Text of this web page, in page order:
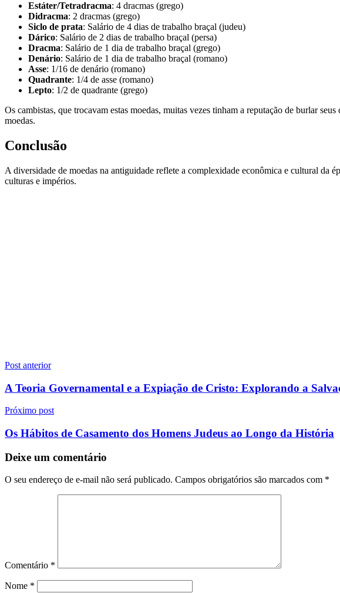
Estáter/Tetradracma: 4 dracmas (grego)
Didracma: 2 dracmas (grego)
Siclo de prata: Salário de 4 dias de trabalho braçal (judeu)
Dárico: Salário de 2 dias de trabalho braçal (persa)
Dracma: Salário de 1 dia de trabalho braçal (grego)
Denário: Salário de 1 dia de trabalho braçal (romano)
Asse: 1/16 de denário (romano)
Quadrante: 1/4 de asse (romano)
Lepto: 1/2 de quadrante (grego)
Os cambistas, que trocavam estas moedas, muitas vezes tinham a reputação de burlar
moedas.
Conclusão
A diversidade de moedas na antiguidade reflete a complexidade econômica e cultural da
culturas e impérios.
Navegação
de
Post anterior
A Teoria Governamental e a Expiação de Cristo: Explorando a
Próximo post
Os Hábitos de Casamento dos Homens Judeus ao Longo da História
Deixe um comentário
O seu endereço de e-mail não será publicado. Campos obrigatórios são marcados com *
Comentário *
Nome *